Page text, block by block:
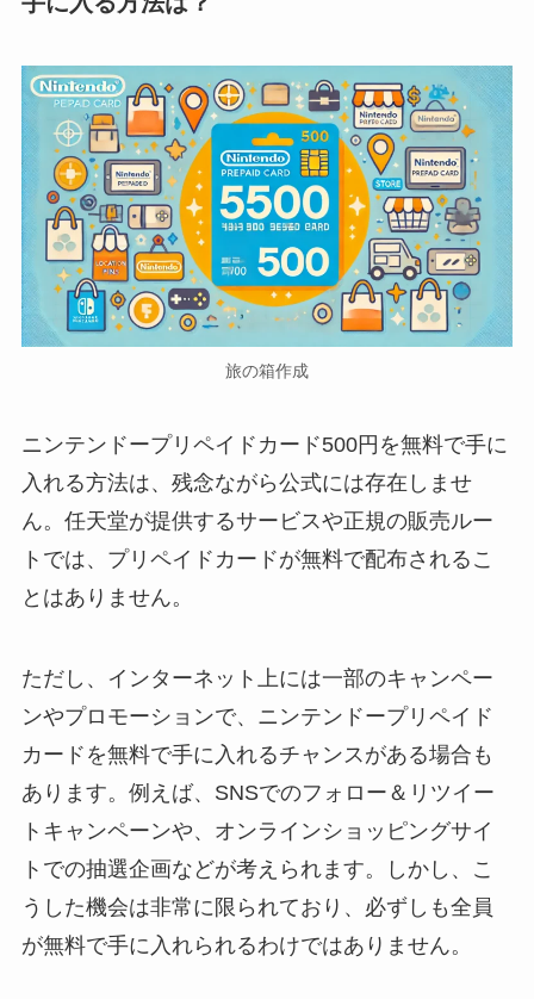
旅の箱作成
ニンテンドープリペイドカード500円を無料で手に
入れる方法は、残念ながら公式には存在しませ
ん。任天堂が提供するサービスや正規の販売ルー
トでは、プリペイドカードが無料で配布されるこ
とはありません。
ただし、インターネット上には一部のキャンペー
ンやプロモーションで、ニンテンドープリペイド
カードを無料で手に入れるチャンスがある場合も
あります。例えば、SNSでのフォロー＆リツイー
トキャンペーンや、オンラインショッピングサイ
トでの抽選企画などが考えられます。しかし、こ
うした機会は非常に限られており、必ずしも全員
が無料で手に入れられるわけではありません。